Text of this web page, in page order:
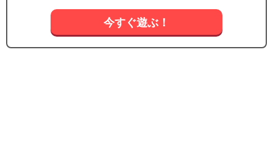
今すぐ遊ぶ！